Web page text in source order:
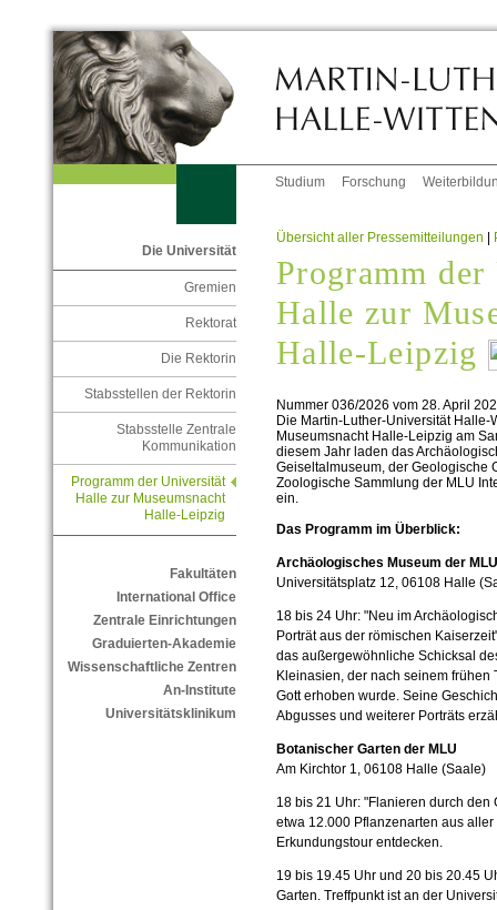
Studium Forschung
Die Universität
Gremien
Rektorat
Die Rektorin
Stabsstellen der Rektorin
Stabsstelle Zentrale
Kommunikation
Programm der Universität
Halle zur Museumsnacht
Halle-Leipzig
Fakultäten
International Office
Zentrale Einrichtungen
Graduierten-Akademie
Wissenschaftliche Zentren
An-Institute
Universitätsklinikum
Übersicht aller Pressemitteilungen |
Programm
Halle zur
Halle-Leipzig
Nummer 036/2026 vom 28. April
Die Martin-Luther-Universität
Museumsnacht Halle-Leipzig am
diesem Jahr laden das
Geiseltalmuseum, der Geologische
Zoologische Sammlung der MLU
ein.
Das Programm im Überblick:
Archäologisches Museum der
Universitätsplatz 12, 06108 Halle
18 bis 24 Uhr: "Neu im
Porträt aus der römischen
das außergewöhnliche Schicksal
Kleinasien, der nach seinem frühen
Gott erhoben wurde. Seine
Abgusses und weiterer Porträts
Botanischer Garten der MLU
Am Kirchtor 1, 06108 Halle (Saale)
18 bis 21 Uhr: "Flanieren durch den
etwa 12.000 Pflanzenarten aus
Erkundungstour entdecken.
19 bis 19.45 Uhr und 20 bis 20.45
Garten. Treffpunkt ist an der